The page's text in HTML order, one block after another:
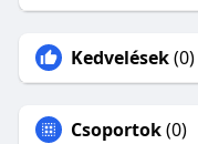
Kedvelések(0)
Csoportok(0)